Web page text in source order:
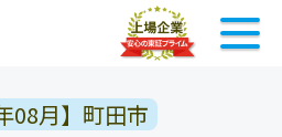
08月】町田市